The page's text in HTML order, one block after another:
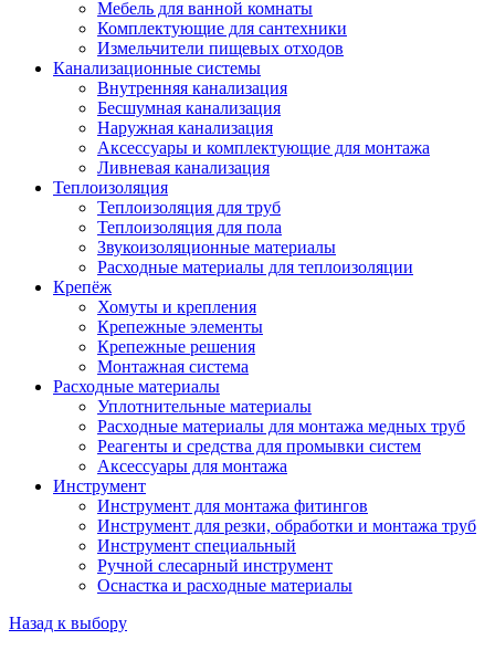
Мебель для ванной комнаты
Комплектующие для сантехники
Измельчители пищевых отходов
Канализационные системы
Внутренняя канализация
Бесшумная канализация
Наружная канализация
Аксессуары и комплектующие для монтажа
Ливневая канализация
Теплоизоляция
Теплоизоляция для труб
Теплоизоляция для пола
Звукоизоляционные материалы
Расходные материалы для теплоизоляции
Крепёж
Хомуты и крепления
Крепежные элементы
Крепежные решения
Монтажная система
Расходные материалы
Уплотнительные материалы
Расходные материалы для монтажа медных труб
Реагенты и средства для промывки систем
Аксессуары для монтажа
Инструмент
Инструмент для монтажа фитингов
Инструмент для резки, обработки и монтажа труб
Инструмент специальный
Ручной слесарный инструмент
Оснастка и расходные материалы
Назад к выбору